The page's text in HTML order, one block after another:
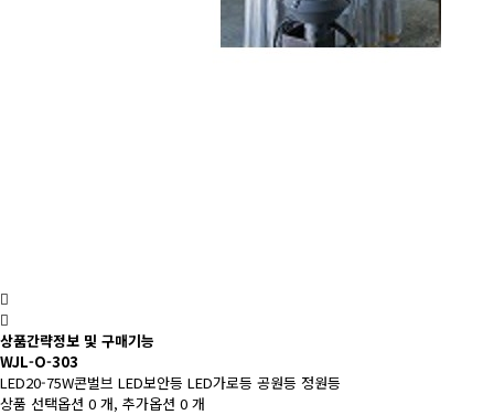
상품간략정보 및 구매기능
WJL-O-303
LED20-75W콘벌브 LED보안등 LED가로등 공원등 정원등
상품 선택옵션 0 개, 추가옵션 0 개